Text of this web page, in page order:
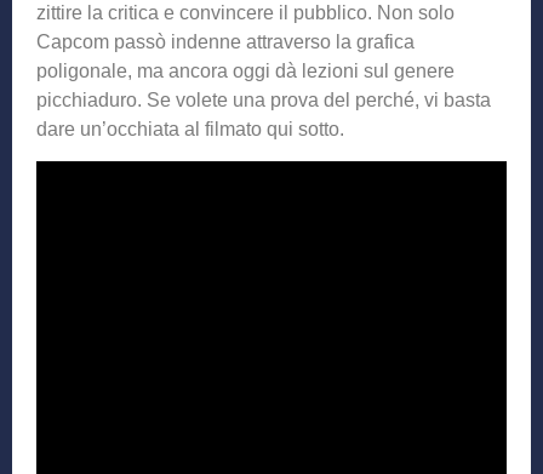
zittire la critica e convincere il pubblico. Non solo
Capcom passò indenne attraverso la grafica
poligonale, ma ancora oggi dà lezioni sul genere
picchiaduro. Se volete una prova del perché, vi basta
dare un’occhiata al filmato qui sotto.